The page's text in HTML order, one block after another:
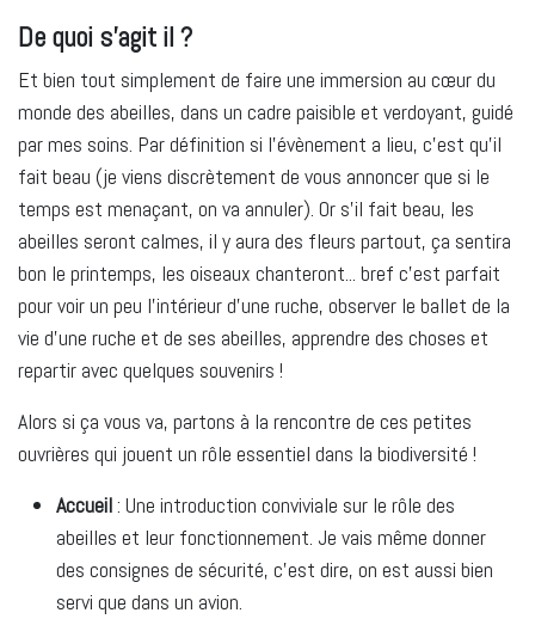
De quoi s'agit il ?
Et bien tout simplement de faire une immersion au cœur du
monde des abeilles, dans un cadre paisible et verdoyant, guidé
par mes soins. Par définition si l'évènement a lieu, c'est qu'il
fait beau (je viens discrètement de vous annoncer que si le
temps est menaçant, on va annuler). Or s'il fait beau, les
abeilles seront calmes, il y aura des fleurs partout, ça sentira
bon le printemps, les oiseaux chanteront... bref c'est parfait
pour voir un peu l'intérieur d'une ruche, observer le ballet de la
vie d'une ruche et de ses abeilles, apprendre des choses et
repartir avec quelques souvenirs !
Alors si ça vous va, partons à la rencontre de ces petites
ouvrières qui jouent un rôle essentiel dans la biodiversité !
Accueil: Une introduction conviviale sur le rôle des
abeilles et leur fonctionnement. Je vais même donner
des consignes de sécurité, c'est dire, on est aussi bien
servi que dans un avion.